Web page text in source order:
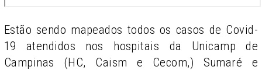
Estão sendo mapeados todos os casos de Covid-
19 atendidos nos hospitais da Unicamp de
Campinas (HC, Caism e Cecom,) Sumaré e